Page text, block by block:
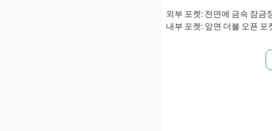
외부 포켓: 전면에 금속 잠금
내부 포켓: 앞면 더블 오픈 포